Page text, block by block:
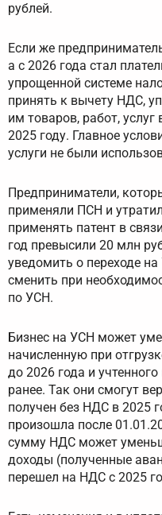
рублей.
Если же
а с 2026 года стал
упрощенной системе
принять к вычету НДС,
им товаров, работ,
2025 году. Главное
услуги не были
Предприниматели,
применяли ПСН и
применять патент в
год превысили 20 млн
уведомить о переходе
сменить при
по УСН.
Бизнес на УСН может
начисленную при
до 2026 года и
ранее. Так они смогут
получен без НДС в 2025
произошла после
сумму НДС может
доходы (полученные
перешел на НДС с 2025